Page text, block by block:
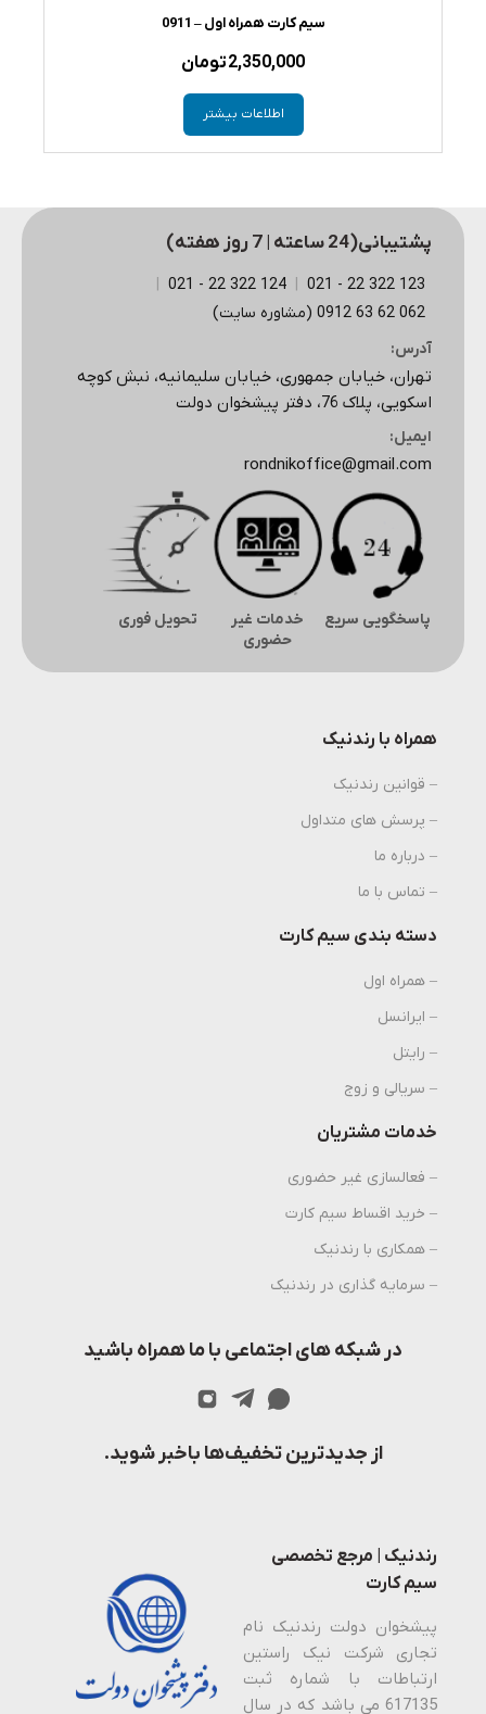
سیم کارت همراه اول – 0911
2,350,000تومان
اطلاعات بیشتر
پشتیبانی(24 ساعته | 7 روز هفته)
123 322 22 - 021
124 322 22 - 021
062 62 63 0912 (مشاوره سایت)
آدرس:
تهران، خیابان جمهوری، خیابان سلیمانیه، نبش کوچه
اسکویی، پلاک 76، دفتر پیشخوان دولت
ایمیل:
rondnikoffice@gmail.com
پاسخگویی سریع
خدمات غیر
حضوری
تحویل فوری
همراه با رندنیک
– قوانین رندنیک
– پرسش های متداول
– درباره ما
– تماس با ما
دسته بندی سیم کارت
– همراه اول
– ایرانسل
– رایتل
– سریالی و زوج
خدمات مشتریان
– فعالسازی غیر حضوری
– خرید اقساط سیم کارت
– همکاری با رندنیک
– سرمایه گذاری در رندنیک
در شبکه های اجتماعی با ما همراه باشید
از جدیدترین تخفیف‌ها باخبر شوید.
رندنیک | مرجع تخصصی
سیم کارت
پیشخوان دولت رندنیک نام
تجاری شرکت نیک راستین
ارتباطات با شماره ثبت
617135 می باشد که در سال